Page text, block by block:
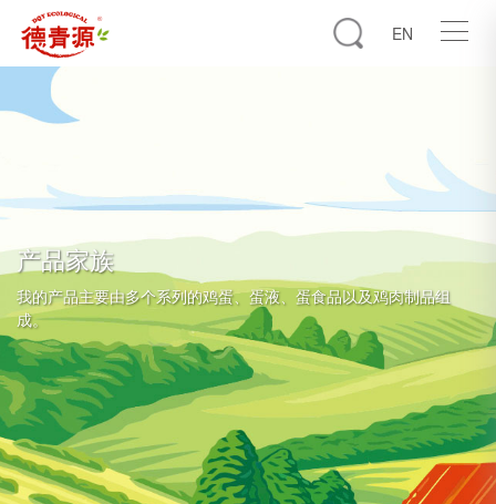
EN
产品家族
我的产品主要由多个系列的鸡蛋、蛋液、蛋食品以及鸡肉制品组
成。